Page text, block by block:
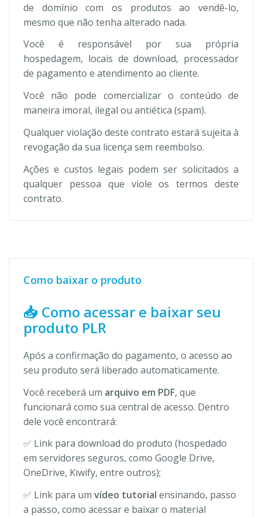
de domínio com os produtos ao vendê-lo,
mesmo que não tenha alterado nada.
Você é responsável por sua própria
hospedagem, locais de download, processador
de pagamento e atendimento ao cliente.
Você não pode comercializar o conteúdo de
maneira imoral, ilegal ou antiética (spam).
Qualquer violação deste contrato estará sujeita à
revogação da sua licença sem reembolso.
Ações e custos legais podem ser solicitados a
qualquer pessoa que viole os termos deste
contrato.
Como baixar o produto
📥 Como acessar e baixar seu
produto PLR
Após a confirmação do pagamento, o acesso ao
seu produto será liberado automaticamente.
Você receberá um arquivo em PDF, que
funcionará como sua central de acesso. Dentro
dele você encontrará:
✅ Link para download do produto (hospedado
em servidores seguros, como Google Drive,
OneDrive, Kiwify, entre outros);
✅ Link para um vídeo tutorial ensinando, passo
a passo, como acessar e baixar o material